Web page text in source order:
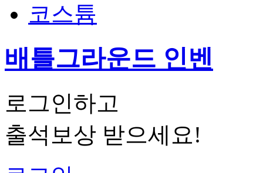
코스튬
배틀그라운드 인벤
로그인하고
출석보상 받으세요!